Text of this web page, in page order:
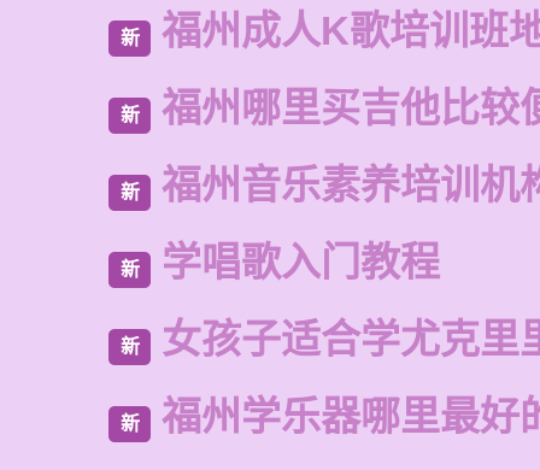
新 福州成人K歌培训班
新 福州哪里买吉他比较
新 福州音乐素养培训机
新 学唱歌入门教程
新 女孩子适合学尤克里
新 福州学乐器哪里最好